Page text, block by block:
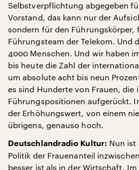
Selbstverpflichtung abgegeben
Vorstand, das kann nur der
sondern für den Führungskörper,
Führungsteam der Telekom. Und
4000 Menschen. Und wir haben
bis heute die Zahl der
um absolute acht bis neun
es sind Hunderte von Frauen, die
Führungspositionen aufgerückt.
der Erhöhungswert, von einem
übrigens, genauso hoch.
Deutschlandradio Kultur: Nun ist
Politik der Frauenanteil
besser ist als in der Wirtschaft.